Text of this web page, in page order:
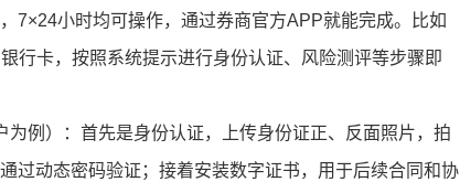
7×24小时均可操作，通过券商官方APP就能完成。比如
行卡，按照系统提示进行身份认证、风险测评等步骤即
例）：首先是身份认证，上传身份证正、反面照片，拍
过动态密码验证；接着安装数字证书，用于后续合同和协